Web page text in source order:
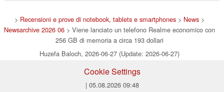
> Recensioni e prove di notebook, tablets e smartphones > News >
Newsarchive 2026 06 > Viene lanciato un telefono Realme economico con
256 GB di memoria a circa 193 dollari
Huzefa Baloch, 2026-06-27 (Update: 2026-06-27)
Cookie Settings
| 05.08.2026 09:48